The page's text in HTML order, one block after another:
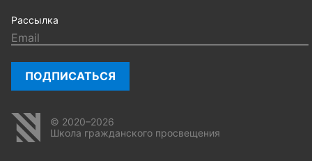
Рассылка
ПОДПИСАТЬСЯ
© 2020–2026
Школа гражданского просвещения